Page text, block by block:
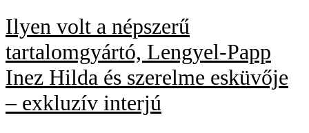
Ilyen volt a népszerű
tartalomgyártó, Lengyel-Papp
Inez Hilda és szerelme esküvője
– exkluzív interjú